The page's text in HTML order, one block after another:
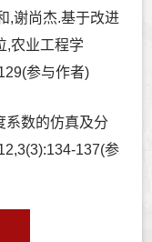
,谢尚杰.基于改进
,农业工程学
参与作者)
系数的仿真及分
137(参